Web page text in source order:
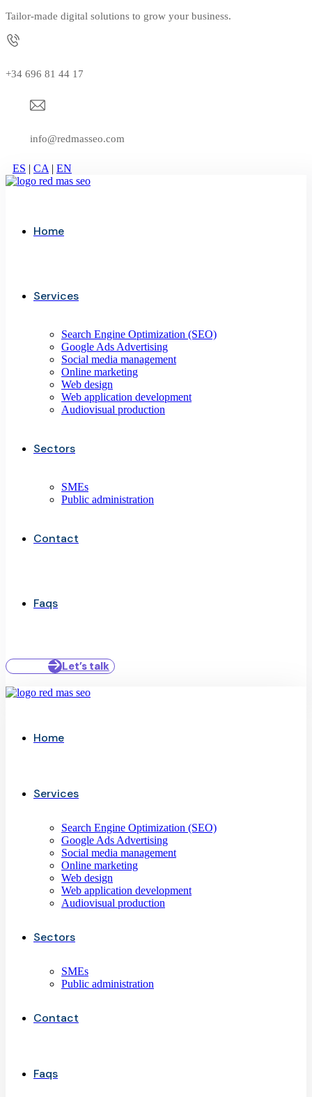
Tailor-made digital solutions to grow your business.
+34 696 81 44 17
info@redmasseo.com
ES | CA | EN
Home
Services
Search Engine Optimization (SEO)
Google Ads Advertising
Social media management
Online marketing
Web design
Web application development
Audiovisual production
Sectors
SMEs
Public administration
Contact
Faqs
Let’s talk
Home
Services
Search Engine Optimization (SEO)
Google Ads Advertising
Social media management
Online marketing
Web design
Web application development
Audiovisual production
Sectors
SMEs
Public administration
Contact
Faqs